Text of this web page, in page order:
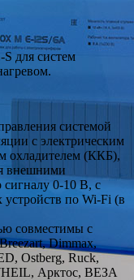
для систем
системой
с электрическим
охладителем (ККБ),
внешними
сигналу 0-10 В, c
по Wi-Fi (в
совместимы с
Dimmax,
Ostberg, Ruck,
Арктос, ВЕЗА